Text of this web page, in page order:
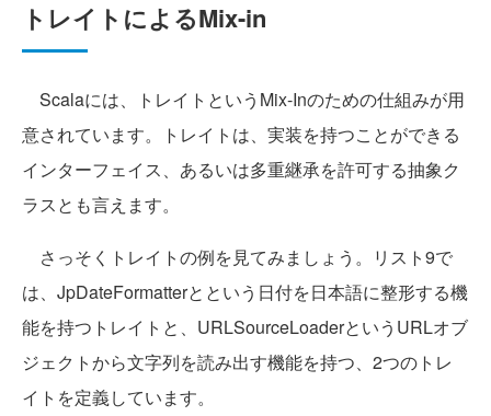
トレイトによるMix-in
Scalaには、トレイトというMix-Inのための仕組みが用
意されています。トレイトは、実装を持つことができる
インターフェイス、あるいは多重継承を許可する抽象ク
ラスとも言えます。
さっそくトレイトの例を見てみましょう。リスト9で
は、JpDateFormatterとという日付を日本語に整形する機
能を持つトレイトと、URLSourceLoaderというURLオブ
ジェクトから文字列を読み出す機能を持つ、2つのトレ
イトを定義しています。